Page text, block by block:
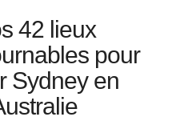
42 lieux
pour
Sydney en